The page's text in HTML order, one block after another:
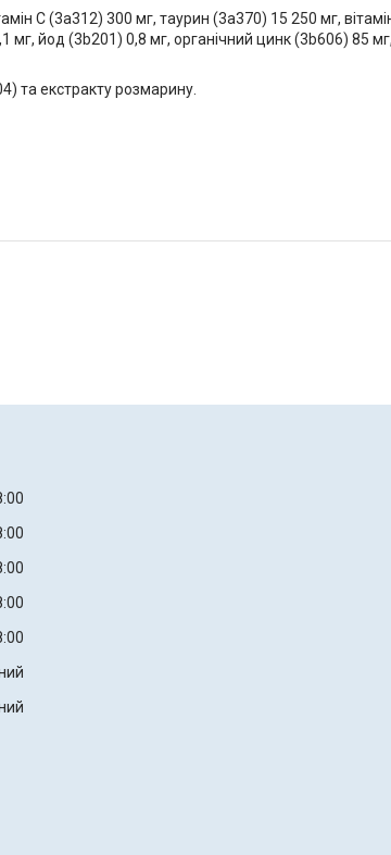
С (3a312) 300 мг, таурин (3a370) 15 250 мг,
мг, йод (3b201) 0,8 мг, органічний цинк (3b606) 85
та екстракту розмарину.